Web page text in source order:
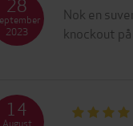
Nok en
knockout
2023
14
August